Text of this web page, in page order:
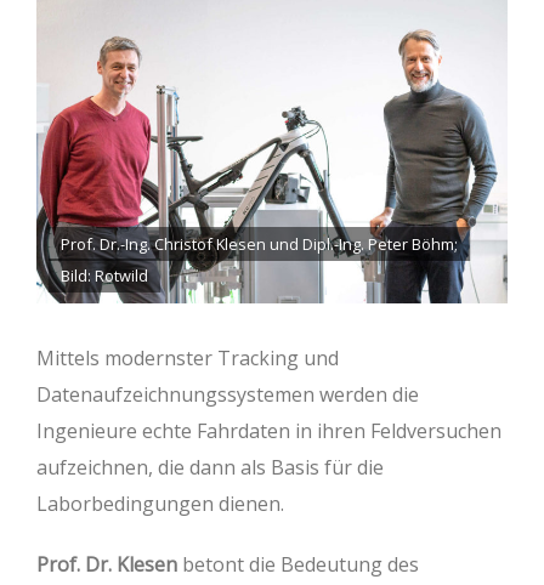
Prof. Dr.-Ing. Christof Klesen und Dipl.-Ing. Peter Böhm;
Bild: Rotwild
Mittels modernster Tracking und
Datenaufzeichnungssystemen werden die
Ingenieure echte Fahrdaten in ihren Feldversuchen
aufzeichnen, die dann als Basis für die
Laborbedingungen dienen.
Prof. Dr. Klesen betont die Bedeutung des